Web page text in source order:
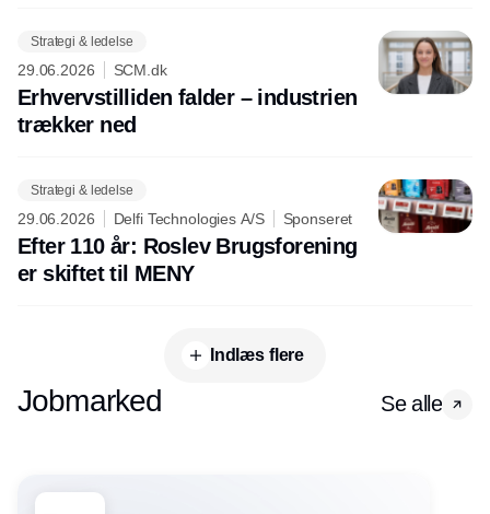
Strategi & ledelse
29.06.2026 SCM.dk
Erhvervstilliden falder – industrien
trækker ned
Strategi & ledelse
29.06.2026 Delfi Technologies A/S Sponseret
Efter 110 år: Roslev Brugsforening
er skiftet til MENY
Indlæs flere
Jobmarked Se alle